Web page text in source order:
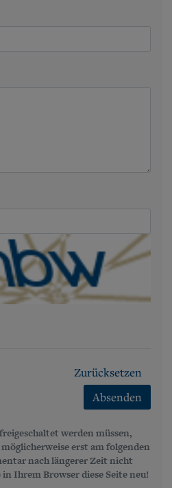
Zurücksetzen
Absenden
werden müssen,
erst am folgenden
nach längerer Zeit nicht
Ihrem Browser diese Seite neu!